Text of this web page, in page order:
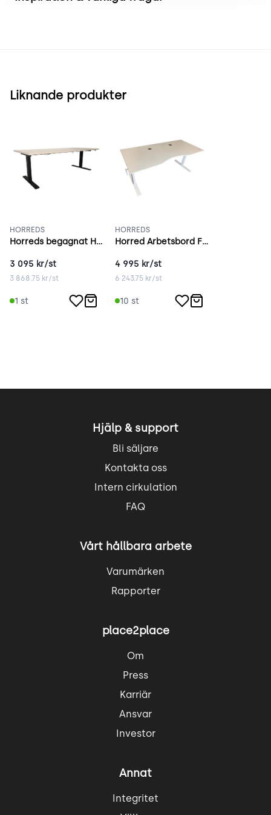
Liknande produkter
HORREDS
Horreds begagnat Höj och sänkbart skrivbord Vit/Svart
3 095 kr/st
3 868.75 kr/st
1 st
HORREDS
Horred Arbetsbord Fri vit
4 995 kr/st
6 243.75 kr/st
10 st
Hjälp & support
Bli säljare
Kontakta oss
Intern cirkulation
FAQ
Vårt hållbara arbete
Varumärken
Rapporter
place2place
Om
Press
Karriär
Ansvar
Investor
Annat
Integritet